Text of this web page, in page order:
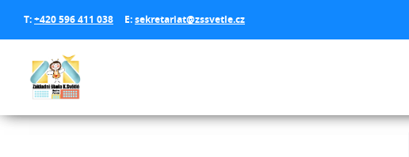
T:+420 596 411 038 E:sekretariat@zssvetle.cz